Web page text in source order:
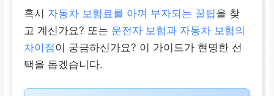
혹시 자동차 보험료를 아껴 부자되는 꿀팁을 찾
고 계신가요? 또는 운전자 보험과 자동차 보험의
차이점이 궁금하신가요? 이 가이드가 현명한 선
택을 돕겠습니다.